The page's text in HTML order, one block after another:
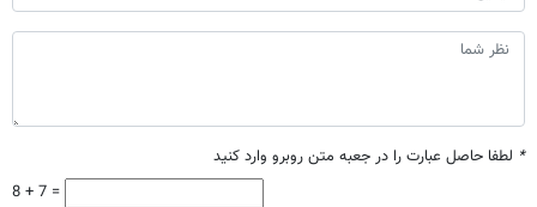
* لطفا حاصل عبارت را در جعبه متن روبرو وارد کنید
8 + 7 =